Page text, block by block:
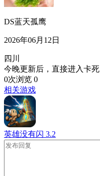
DS蓝天孤鹰
2026年06月12日
四川
今晚更新后，直接进入卡死
0次浏览 0
相关游戏
英雄没有闪 3.2